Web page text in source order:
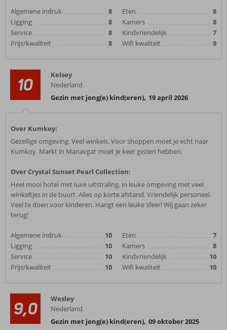
Algemene indruk
8
Ligging
8
Service
8
Prijs/kwaliteit
8
Eten
8
Kamers
8
Kindvriendelijk
7
Wifi kwaliteit
9
10
Kelsey
Nederland
Gezin met jong(e) kind(eren), 19 april 2026
Over Kumkoy:
Gezellige omgeving. Veel winkels. Voor shoppen moet je echt naar
Kumkoy. Markt in Manavgat moet je keer gezien hebben.
Over Crystal Sunset Pearl Collection:
Heel mooi hotel met luxe uitstraling, in leuke omgeving met veel
winkeltjes in de buurt. Alles op korte afstand. Vriendelijk personeel.
Veel te doen voor kinderen. Hangt een leuke sfeer! Wij gaan zeker
terug!
Algemene indruk
10
Ligging
10
Service
10
Prijs/kwaliteit
10
Eten
7
Kamers
8
Kindvriendelijk
10
Wifi kwaliteit
10
9,0
Wesley
Nederland
Gezin met jong(e) kind(eren), 09 oktober 2025